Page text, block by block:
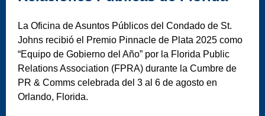
La Oficina de Asuntos Públicos del Condado de St.
Johns recibió el Premio Pinnacle de Plata 2025 como
“Equipo de Gobierno del Año” por la Florida Public
Relations Association (FPRA) durante la Cumbre de
PR & Comms celebrada del 3 al 6 de agosto en
Orlando, Florida.